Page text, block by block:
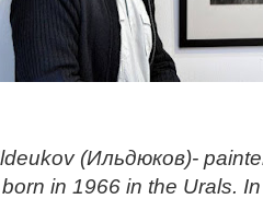
(Ильдюков)-
in 1966 in the Urals.